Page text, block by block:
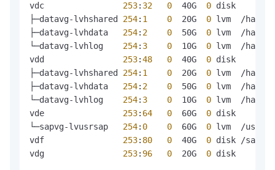
vdc 253: 32 0
  40G
0 disk
├─datavg-lvhshared 254: 1 0
  20G
0 lvm  /hana/
├─datavg-lvhdata 254: 2 0
  50G
0 lvm  /hana/
└─datavg-lvhlog 254: 3 0
  10G
0 lvm  /hana/
vdd 253:48 0
  40G
0 disk
├─datavg-lvhshared 254: 1 0
  20G
0 lvm  /hana/
├─datavg-lvhdata 254: 2 0
  50G
0 lvm  /hana/
└─datavg-lvhlog 254: 3 0
  10G
0 lvm  /hana/
vde 253: 64 0
  60G
0 disk
└─sapvg-lvusrsap 254: 0 0
  60G
0 lvm  /usr/
vdf 253: 80 0
  40G
0 disk /sapcd
vdg 253: 96 0
  20G
0 disk